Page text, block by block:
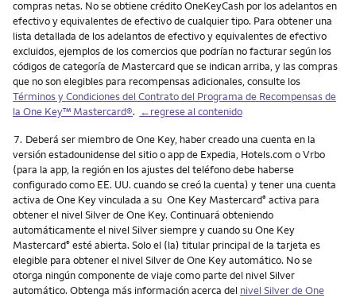
compras netas. No se obtiene crédito OneKeyCash por los adelantos en
efectivo y equivalentes de efectivo de cualquier tipo. Para obtener una
lista detallada de los adelantos de efectivo y equivalentes de efectivo
excluidos, ejemplos de los comercios que podrían no facturar según los
códigos de categoría de Mastercard que se indican arriba, y las compras
que no son elegibles para recompensas adicionales, consulte los
Términos y Condiciones del Contrato del Programa de Recompensas de
la One Key™ Mastercard®. ←regrese al contenido
Nota
7. Deberá ser miembro de One Key, haber creado una cuenta en la
versión estadounidense del sitio o app de Expedia, Hotels.com o Vrbo
(para la app, la región en los ajustes del teléfono debe haberse
configurado como EE. UU. cuando se creó la cuenta) y tener una cuenta
activa de One Key vinculada a su One Key Mastercard® activa para
obtener el nivel Silver de One Key. Continuará obteniendo
automáticamente el nivel Silver siempre y cuando su One Key
Mastercard® esté abierta. Solo el (la) titular principal de la tarjeta es
elegible para obtener el nivel Silver de One Key automático. No se
otorga ningún componente de viaje como parte del nivel Silver
automático. Obtenga más información acerca del nivel Silver de One